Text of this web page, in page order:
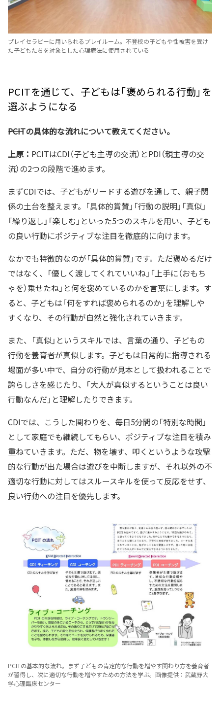
プレイセラピーに用いられるプレイルーム。不登校の子どもや性被害を受け
た子どもたちを対象とした心理療法に使用されている
PCITを通じて、子どもは「褒められる行動」を
選ぶようになる
――PCITの具体的な流れについて教えてください。
上原： PCITはCDI（子ども主導の交流）とPDI（親主導の交
流）の2つの段階で進めます。
まずCDIでは、子どもがリードする遊びを通して、親子関
係の土台を整えます。「具体的賞賛」「行動の説明」「真似」
「繰り返し」「楽しむ」といった5つのスキルを用い、子ども
の良い行動にポジティブな注目を徹底的に向けます。
なかでも特徴的なのが「具体的賞賛」です。ただ褒めるだけ
ではなく、「優しく渡してくれていいね」「上手に（おもち
ゃを）乗せたね」と何を褒めているのかを言葉にします。す
ると、子どもは「何をすれば褒められるのか」を理解しや
すくなり、その行動が自然と強化されていきます。
また、「真似」というスキルでは、言葉の通り、子どもの
行動を養育者が真似します。子どもは日常的に指導される
場面が多い中で、自分の行動が見本として扱われることで
誇らしさを感じたり、「大人が真似するということは良い
行動なんだ」と理解したりできます。
CDIでは、こうした関わりを、毎日5分間の「特別な時間」
として家庭でも継続してもらい、ポジティブな注目を積み
重ねていきます。ただ、物を壊す、叩くというような攻撃
的な行動が出た場合は遊びを中断しますが、それ以外の不
適切な行動に対してはスルースキルを使って反応をせず、
良い行動への注目を優先します。
PCITの基本的な流れ。まず子どもの肯定的な行動を増やす関わり方を養育者
が習得し、次に適切な行動を増やすための方法を学ぶ。画像提供：武蔵野大
学心理臨床センター